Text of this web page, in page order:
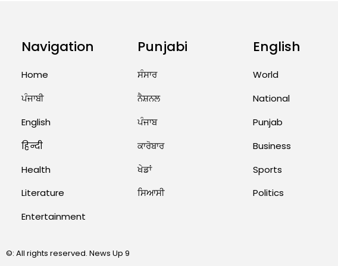
Navigation
Home
ਪੰਜਾਬੀ
English
हिन्दी
Health
Literature
Entertainment
Punjabi
ਸੰਸਾਰ
ਨੈਸ਼ਨਲ
ਪੰਜਾਬ
ਕਾਰੋਬਾਰ
ਖੇਡਾਂ
ਸਿਆਸੀ
English
World
National
Punjab
Business
Sports
Politics
©: All rights reserved. News Up 9